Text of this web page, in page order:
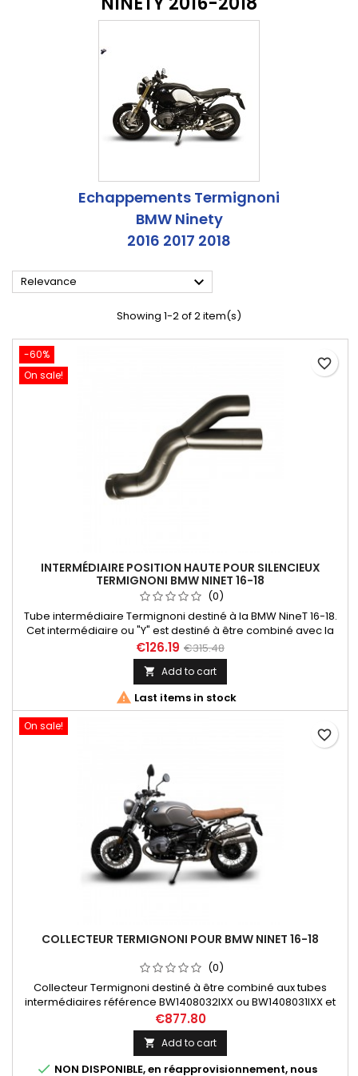
Echappements Termignoni
BMW Ninety
2016 2017 2018
Relevance 
Showing 1-2 of 2 item(s)
-60%
On sale!
INTERMÉDIAIRE POSITION HAUTE POUR SILENCIEUX
TERMIGNONI BMW NINET 16-18
(0)
Tube intermédiaire Termignoni destiné à la BMW NineT 16-18.
Cet intermédiaire ou "Y" est destiné à être combiné avec la
paire de silencieux Termignoni (référence BW1408040IIA),
dans cette configuration, les silencieux sont en position haute.
€126.19 €315.48
 Add to cart
 Last items in stock
favorite_border
On sale!
COLLECTEUR TERMIGNONI POUR BMW NINET 16-18
(0)
Collecteur Termignoni destiné à être combiné aux tubes
intermédiaires référence BW1408032IXX ou BW1408031IXX et
silencieux référence BW1408040IIA
€877.80
 Add to cart
 NON DISPONIBLE, en réapprovisionnement, nous
favorite_border